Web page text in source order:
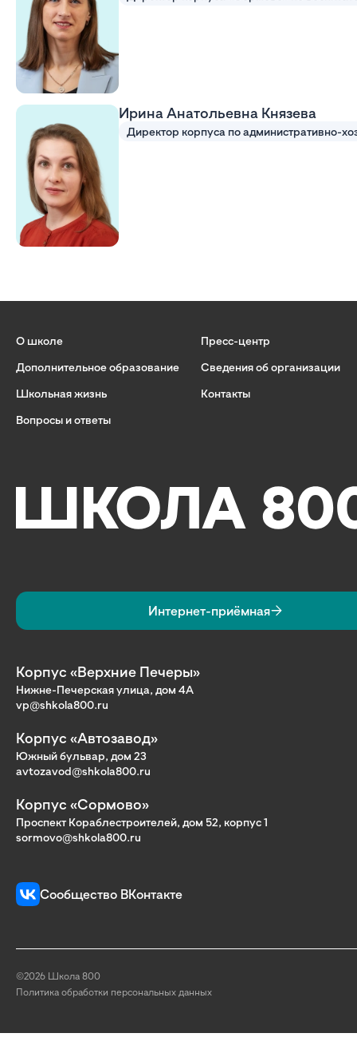
Ирина Анатольевна Князева
О школе
Дополнительное образование
Школьная жизнь
Вопросы и ответы
Пресс-центр
Сведения об организации
Контакты
Интернет-приёмная
Корпус «Верхние Печеры»
Нижне-Печерская улица, дом 4А
vp@shkola800.ru
Корпус «Автозавод»
Южный бульвар, дом 23
avtozavod@shkola800.ru
Корпус «Сормово»
Проспект Кораблестроителей, дом 52, корпус 1
sormovo@shkola800.ru
Сообщество ВКонтакте
©2026 Школа 800
Политика обработки персональных данных